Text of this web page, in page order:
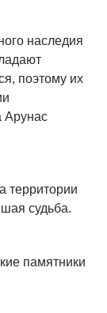
наследия
поэтому их
Арунас
территории
судьба.
памятники